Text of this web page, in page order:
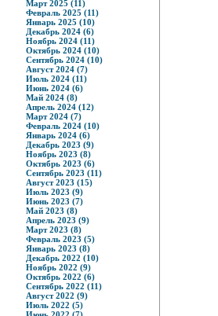
Март 2025 (11)
Февраль 2025 (11)
Январь 2025 (10)
Декабрь 2024 (6)
Ноябрь 2024 (11)
Октябрь 2024 (10)
Сентябрь 2024 (10)
Август 2024 (7)
Июль 2024 (11)
Июнь 2024 (6)
Май 2024 (8)
Апрель 2024 (12)
Март 2024 (7)
Февраль 2024 (10)
Январь 2024 (6)
Декабрь 2023 (9)
Ноябрь 2023 (8)
Октябрь 2023 (6)
Сентябрь 2023 (11)
Август 2023 (15)
Июль 2023 (9)
Июнь 2023 (7)
Май 2023 (8)
Апрель 2023 (9)
Март 2023 (8)
Февраль 2023 (5)
Январь 2023 (8)
Декабрь 2022 (10)
Ноябрь 2022 (9)
Октябрь 2022 (6)
Сентябрь 2022 (11)
Август 2022 (9)
Июль 2022 (5)